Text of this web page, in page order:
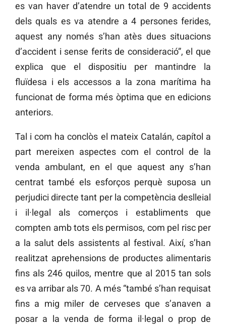
es van haver d’atendre un total de 9 accidents
dels quals es va atendre a 4 persones ferides,
aquest any només s’han atès dues situacions
d’accident i sense ferits de consideració”, el que
explica que el dispositiu per mantindre la
fluïdesa i els accessos a la zona marítima ha
funcionat de forma més òptima que en edicions
anteriors.
Tal i com ha conclòs el mateix Catalán, capítol a
part mereixen aspectes com el control de la
venda ambulant, en el que aquest any s’han
centrat també els esforços perquè suposa un
perjudici directe tant per la competència deslleial
i il·legal als comerços i establiments que
compten amb tots els permisos, com pel risc per
a la salut dels assistents al festival. Així, s’han
realitzat aprehensions de productes alimentaris
fins als 246 quilos, mentre que al 2015 tan sols
es va arribar als 70. A més “també s’han requisat
fins a mig miler de cerveses que s’anaven a
posar a la venda de forma il·legal o prop de